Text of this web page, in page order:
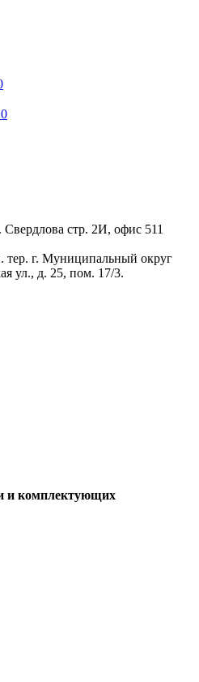
0
стр. 2И, офис 511
г. Муниципальный округ
ул., д. 25, пом. 17/3.
и комплектующих